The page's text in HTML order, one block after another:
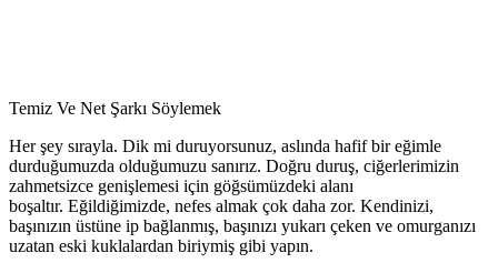
Temiz Ve Net Şarkı Söylemek
Her şey sırayla. Dik mi duruyorsunuz, aslında hafif bir eğimle
durduğumuzda olduğumuzu sanırız. Doğru duruş, ciğerlerimizin
zahmetsizce genişlemesi için göğsümüzdeki alanı
boşaltır. Eğildiğimizde, nefes almak çok daha zor. Kendinizi,
başınızın üstüne ip bağlanmış, başınızı yukarı çeken ve omurganızı
uzatan eski kuklalardan biriymiş gibi yapın.